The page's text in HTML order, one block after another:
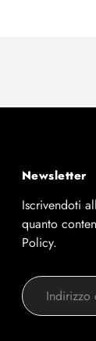
Newsletter
Iscrivendoti
quanto
Policy.